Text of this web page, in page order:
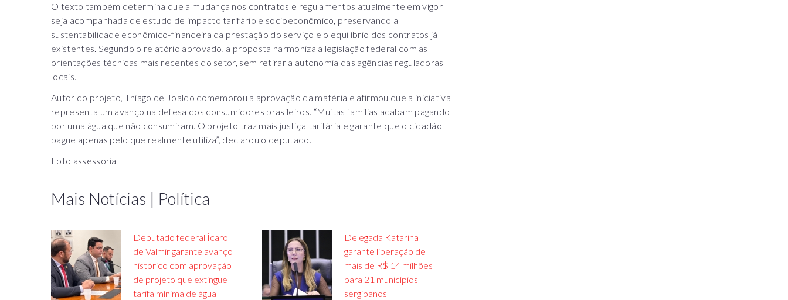
O texto também determina que a mudança nos contratos e regulamentos atualmente em vigor
seja acompanhada de estudo de impacto tarifário e socioeconômico, preservando a
sustentabilidade econômico-financeira da prestação do serviço e o equilíbrio dos contratos já
existentes. Segundo o relatório aprovado, a proposta harmoniza a legislação federal com as
orientações técnicas mais recentes do setor, sem retirar a autonomia das agências reguladoras
locais.
Autor do projeto, Thiago de Joaldo comemorou a aprovação da matéria e afirmou que a iniciativa
representa um avanço na defesa dos consumidores brasileiros. “Muitas famílias acabam pagando
por uma água que não consumiram. O projeto traz mais justiça tarifária e garante que o cidadão
pague apenas pelo que realmente utiliza”, declarou o deputado.
Foto assessoria
Mais Notícias | Política
Deputado federal Ícaro
de Valmir garante avanço
histórico com aprovação
de projeto que extingue
tarifa mínima de água
Delegada Katarina
garante liberação de
mais de R$ 14 milhões
para 21 municípios
sergipanos